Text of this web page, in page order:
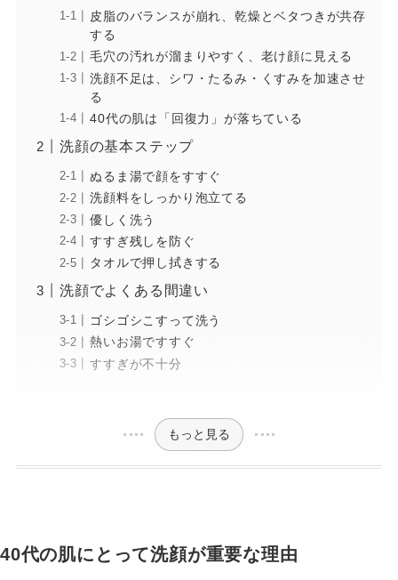
皮脂のバランスが崩れ、乾燥とベタつきが共存
する
毛穴の汚れが溜まりやすく、老け顔に見える
洗顔不足は、シワ・たるみ・くすみを加速させ
る
40代の肌は「回復力」が落ちている
洗顔の基本ステップ
ぬるま湯で顔をすすぐ
洗顔料をしっかり泡立てる
優しく洗う
すすぎ残しを防ぐ
タオルで押し拭きする
洗顔でよくある間違い
ゴシゴシこすって洗う
熱いお湯ですすぐ
すすぎが不十分
もっと見る
40代の肌にとって洗顔が重要な理由